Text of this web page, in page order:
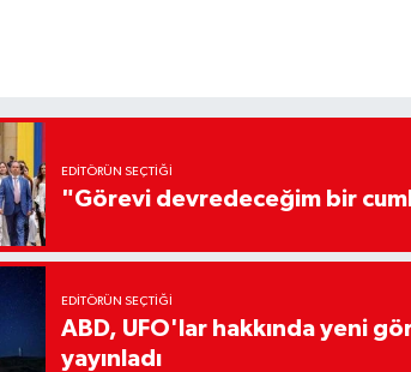
EDITÖRÜN SEÇTIĞI
"Görevi devredeceğim bir
EDITÖRÜN SEÇTIĞI
ABD, UFO'lar hakkında yeni
yayınladı